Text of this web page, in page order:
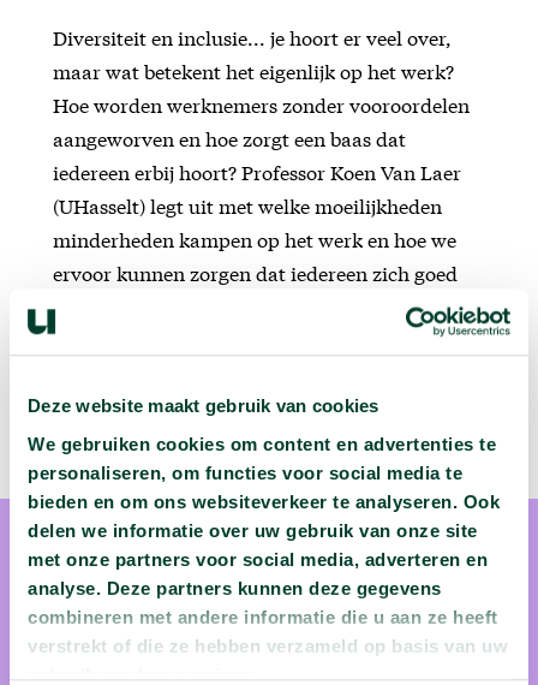
Deze website maakt gebruik van cookies
We gebruiken cookies om content en advertenties te
personaliseren, om functies voor social media te
bieden en om ons websiteverkeer te analyseren. Ook
delen we informatie over uw gebruik van onze site
met onze partners voor social media, adverteren en
analyse. Deze partners kunnen deze gegevens
combineren met andere informatie die u aan ze heeft
verstrekt of die ze hebben verzameld op basis van uw
Diversiteit en inclusie... je hoort er veel over,
maar wat betekent het eigenlijk op het werk?
Hoe worden werknemers zonder vooroordelen
aangeworven en hoe zorgt een baas dat
iedereen erbij hoort? Professor Koen Van Laer
(UHasselt) legt uit met welke moeilijkheden
minderheden kampen op het werk en hoe we
ervoor kunnen zorgen dat iedereen zich goed
voelt.
prof. dr. Koen Van Laer